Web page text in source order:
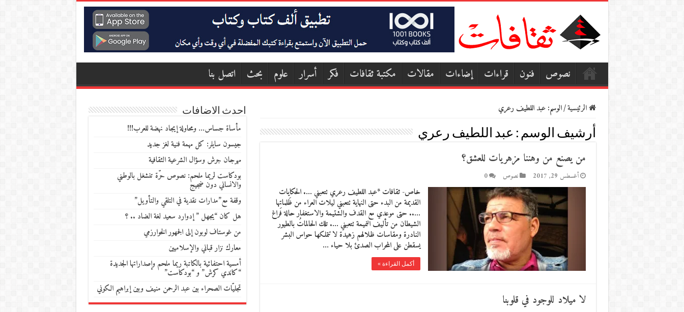
نصوص فنون قراءات إضاءات مقالات مكتبة ثقافات فكر أسرار علوم بحث اتصل بنا
الرئيسية/الوسم:عبد اللطيف رعري
أرشيف الوسم : عبد اللطيف رعري
من يصنع من وهننا مزهريات للعشق؟
أغسطس 29, 2017 نصوص 0
خاص- ثقافات *عبد اللطيف رعري تتعبني …. الحكايات
القديمة من البدء حتى النهاية تتعبني ليلات العراء من ظَلماتِها
….. حتى موعدي مع القدف والشتيمة والاستغفار حالة فراغ
الشيطان من تأليف النميمة تتعبني …. تلك الحالماتُ بالطيور
النادرة ومقاسات ظلالهم زهيدة لا تتملكها حواس البشر
يسقطن على المحراب الصدئ بلا حياء …
أكمل القراءة »
لا ميلاد للوجود في قلوبنا
احدث الاضافات
مأساة جساس… ومحاولة إيجاد نهضة للعرب!!!
جيسون سايلر: كل مهمة فنية لغز جديد
مهرجان جرش وسؤال الشرعية الثقافية
بودكاست لريما ملحم: نصوص حرّة تنشغل بالوطني
والانساني دون ضجيج
وقفة مع”مدارات نقدية في التلقي والتأويل”
هل كان “يجهل ” إدوارد سعيد لغة الضاد .. ؟
من غوستاف لوبون إلى الجمهور الخوارزمي
معارك نزار قباني والإسلاميين
أمسية احتفائية بالكاتبة ريما ملحم وإصداراتها الجديدة
“كاندي كرش” و “بودكاست”
تجليّات الصحراء بين عبد الرحمن منيف وبين إبراهيم الكوني